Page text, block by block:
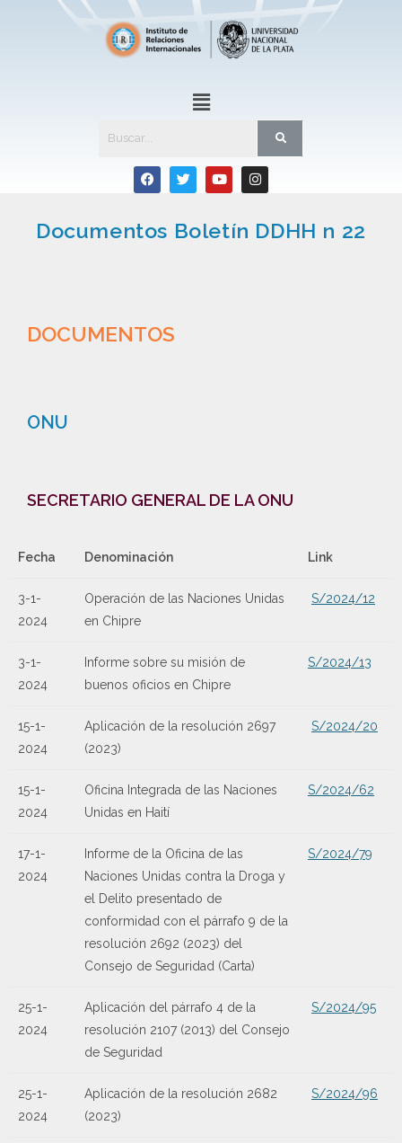
Documentos Boletín DDHH n 22
DOCUMENTOS
ONU
SECRETARIO GENERAL DE LA ONU
Fecha Denominación Link
3-1-
2024
Operación de las Naciones Unidas
en Chipre
S/2024/12
3-1-
2024
Informe sobre su misión de
buenos oficios en Chipre
S/2024/13
15-1-
2024
Aplicación de la resolución 2697
(2023)
S/2024/20
15-1-
2024
Oficina Integrada de las Naciones
Unidas en Haití
S/2024/62
17-1-
2024
Informe de la Oficina de las
Naciones Unidas contra la Droga y
el Delito presentado de
conformidad con el párrafo 9 de la
resolución 2692 (2023) del
Consejo de Seguridad (Carta)
S/2024/79
25-1-
2024
Aplicación del párrafo 4 de la
resolución 2107 (2013) del Consejo
de Seguridad
S/2024/95
25-1-
2024
Aplicación de la resolución 2682
(2023)
S/2024/96